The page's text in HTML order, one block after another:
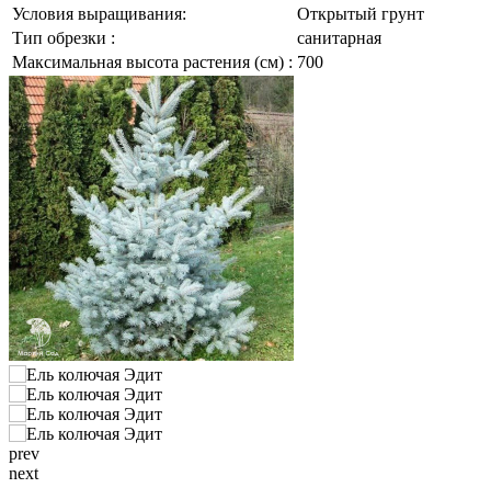
Условия выращивания:
Открытый грунт
Тип обрезки :
санитарная
Максимальная высота растения (см) : 700
prev
next